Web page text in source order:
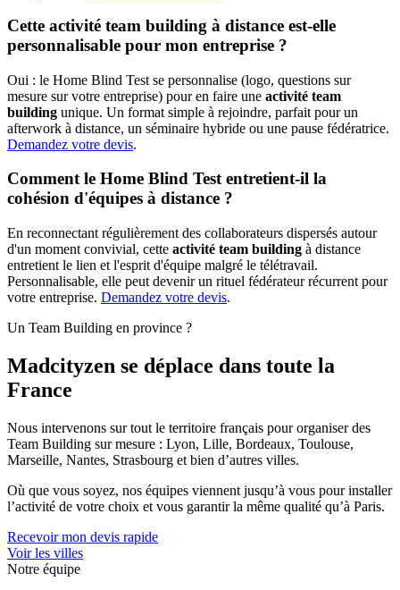
Cette activité team building à distance est-elle
personnalisable pour mon entreprise ?
Oui : le Home Blind Test se personnalise (logo, questions sur
mesure sur votre entreprise) pour en faire une activité team
building unique. Un format simple à rejoindre, parfait pour un
afterwork à distance, un séminaire hybride ou une pause fédératrice.
Demandez votre devis.
Comment le Home Blind Test entretient-il la
cohésion d'équipes à distance ?
En reconnectant régulièrement des collaborateurs dispersés autour
d'un moment convivial, cette activité team building à distance
entretient le lien et l'esprit d'équipe malgré le télétravail.
Personnalisable, elle peut devenir un rituel fédérateur récurrent pour
votre entreprise. Demandez votre devis.
Un Team Building en province ?
Madcityzen se déplace dans toute la
France
Nous intervenons sur tout le territoire français pour organiser des
Team Building sur mesure : Lyon, Lille, Bordeaux, Toulouse,
Marseille, Nantes, Strasbourg et bien d’autres villes.
Où que vous soyez, nos équipes viennent jusqu’à vous pour installer
l’activité de votre choix et vous garantir la même qualité qu’à Paris.
Recevoir mon devis rapide
Voir les villes
Notre équipe